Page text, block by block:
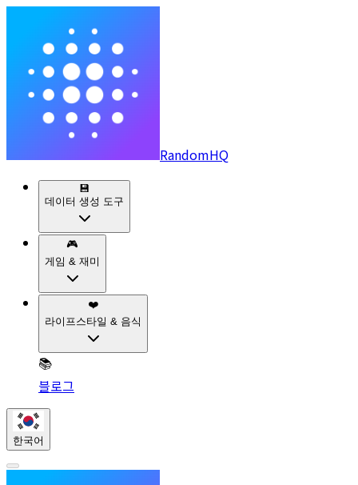
RandomHQ
💾
데이터 생성 도구
🎮
게임 & 재미
❤️
라이프스타일 & 음식
📚
블로그
한국어